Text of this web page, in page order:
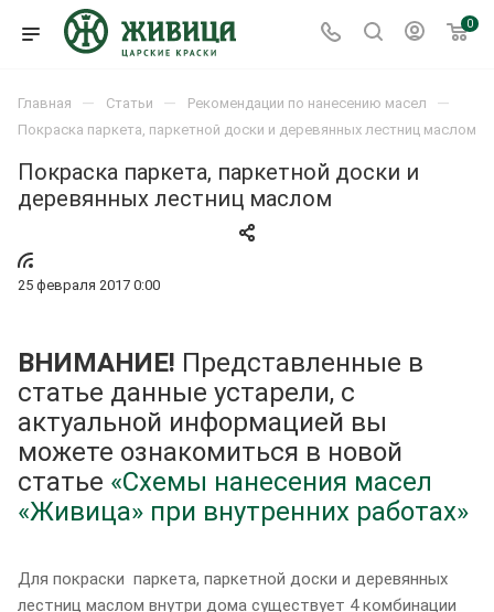
0
Главная — Статьи — Рекомендации по нанесению масел —
Покраска паркета, паркетной доски и деревянных лестниц маслом
Покраска паркета, паркетной доски и
деревянных лестниц маслом
25 февраля 2017 0:00
ВНИМАНИЕ! Представленные в
статье данные устарели, с
актуальной информацией вы
можете ознакомиться в новой
статье «Схемы нанесения масел
«Живица» при внутренних работах»
Для покраски паркета, паркетной доски и деревянных
лестниц маслом внутри дома существует 4 комбинации